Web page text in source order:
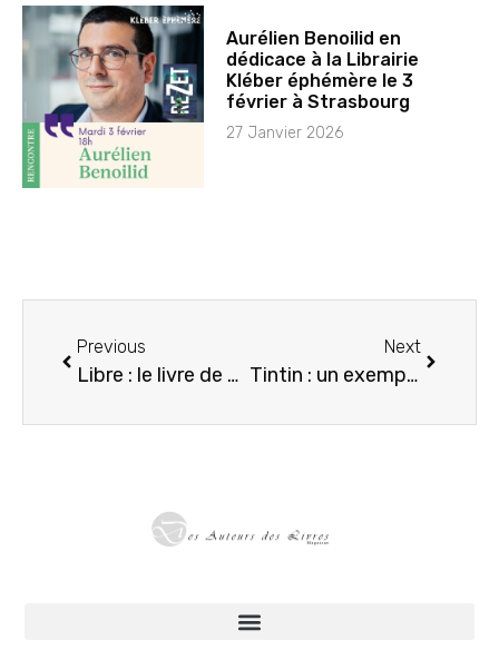
Aurélien Benoilid en
dédicace à la Librairie
Kléber éphémère le 3
février à Strasbourg
27 Janvier 2026
Previous
Libre : le livre de Nicolas Sarkozy à l’épreuve de sa détention
Next
Tintin : un exemplaire de On a marché sur la Lune signé par Hergé et des astronautes Apollo vendu 71.000 €